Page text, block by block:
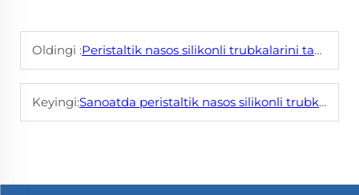
Oldingi :Peristaltik nasos silikonli trubkalarini tanlashning to'g'ri usuli
Keyingi:Sanoatda peristaltik nasos silikonli trubkalarining eng yaxshi qo'llanilishi